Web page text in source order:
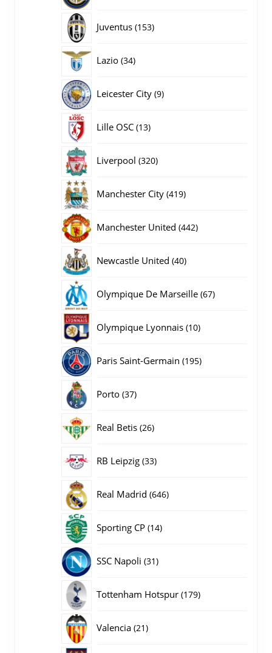
Juventus 153153
Lazio 3434
Leicester City 99
Lille OSC 1313
Liverpool 320320
Manchester City 419419
Manchester United 442442
Newcastle United 4040
Olympique De Marseille 6767
Olympique Lyonnais 1010
Paris Saint-Germain 195195
Porto 3737
Real Betis 2626
RB Leipzig 3333
Real Madrid 646646
Sporting CP 1414
SSC Napoli 3131
Tottenham Hotspur 179179
Valencia 2121